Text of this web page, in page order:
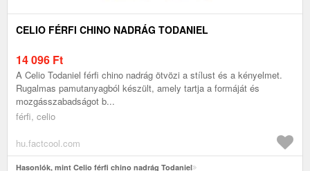
CELIO FÉRFI CHINO NADRÁG TODANIEL
14 096 Ft
A Celio Todaniel férfi chino nadrág ötvözi a stílust és a kényelmet.
Rugalmas pamutanyagból készült, amely tartja a formáját és
mozgásszabadságot b...
férfi, celio
hu.factcool.com
Hasonlók, mint Celio férfi chino nadrág Todaniel